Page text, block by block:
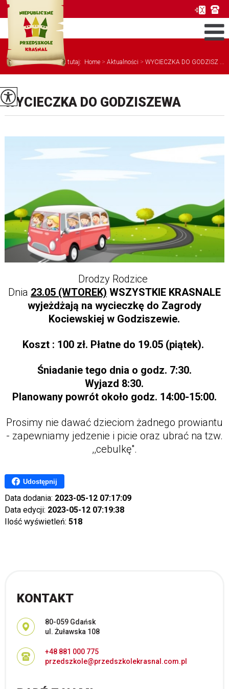
Jesteś tutaj: Home > Aktualności > WYCIECZKA DO GODZISZ ...
WYCIECZKA DO GODZISZEWA
Drodzy Rodzice
Dnia 23.05 (WTOREK) WSZYSTKIE KRASNALE
wyjeżdżają na wycieczkę do Zagrody
Kociewskiej w Godziszewie.
Koszt : 100 zł. Płatne do 19.05 (piątek).
Śniadanie tego dnia o godz. 7:30.
Wyjazd 8:30.
Planowany powrót około godz. 14:00-15:00.
Prosimy nie dawać dzieciom żadnego prowiantu
- zapewniamy jedzenie i picie oraz ubrać na tzw.
,,cebulkę".
Udostępnij
Data dodania: 2023-05-12 07:17:09
Data edycji: 2023-05-12 07:19:38
Ilość wyświetleń: 518
KONTAKT
Adres pocztowy:
80-059 Gdańsk
ul. Żuławska 108
+48 881 000 775
przedszkole@przedszkolekrasnal.com.pl